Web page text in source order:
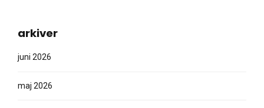
arkiver
juni 2026
maj 2026